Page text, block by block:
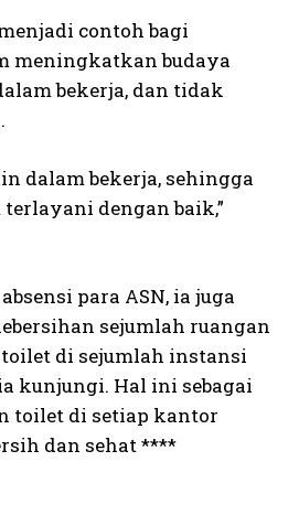
contoh bagi
meningkatkan budaya
bekerja, dan tidak
dalam bekerja, sehingga
dengan baik,”
para ASN, ia juga
sejumlah ruangan
di sejumlah instansi
kunjungi. Hal ini sebagai
toilet di setiap kantor
dan sehat ****